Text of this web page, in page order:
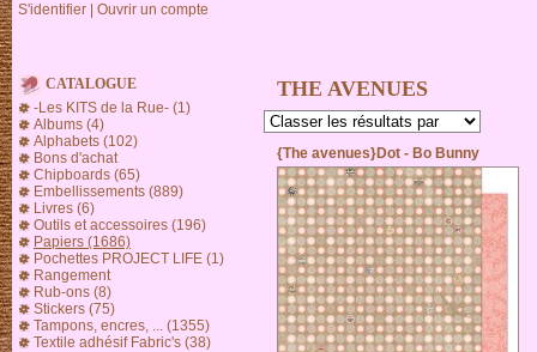
S'identifier Ouvrir un compte
CATALOGUE
-Les KITS de la Rue- (1)
Albums (4)
Alphabets (102)
Bons d'achat
Chipboards (65)
Embellissements (889)
Livres (6)
Outils et accessoires (196)
Papiers (1686)
Pochettes PROJECT LIFE (1)
Rangement
Rub-ons (8)
Stickers (75)
Tampons, encres, ... (1355)
Textile adhésif Fabric's (38)
THE AVENUES
{The avenues}Dot - Bo Bunny